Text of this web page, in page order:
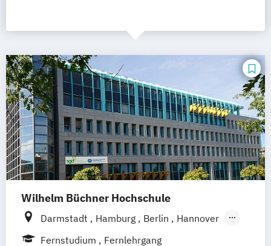
Wilhelm Büchner Hochschule
Darmstadt Hamburg Berlin
Hannover
Bonn
Nürnberg München
Fernstudium
Fernlehrgang